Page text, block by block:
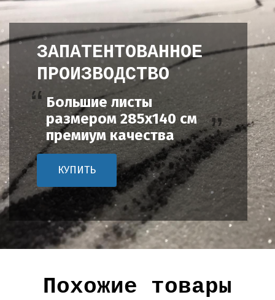
ЗАПАТЕНТОВАННОЕ
ПРОИЗВОДСТВО
Большие листы
размером 285х140 см
премиум качества
КУПИТЬ
Похожие товары